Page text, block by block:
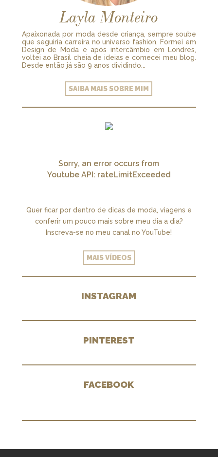
Layla Monteiro
Apaixonada por moda desde criança, sempre soube
que seguiria carreira no universo fashion. Formei em
Design de Moda e após intercâmbio em Londres,
voltei ao Brasil cheia de ideias e comecei meu blog.
Desde então já são 9 anos dividindo...
SAIBA MAIS SOBRE MIM
Sorry, an error occurs from
Youtube API: rateLimitExceeded
Quer ficar por dentro de dicas de moda, viagens e
conferir um pouco mais sobre meu dia a dia?
Inscreva-se no meu canal no YouTube!
MAIS VÍDEOS
INSTAGRAM
PINTEREST
FACEBOOK